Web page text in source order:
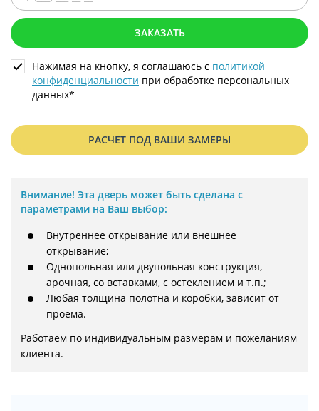
ЗАКАЗАТЬ
Нажимая на кнопку, я соглашаюсь с политикой
конфиденциальности при обработке персональных
данных*
РАСЧЕТ ПОД ВАШИ ЗАМЕРЫ
Внимание! Эта дверь может быть сделана с
параметрами на Ваш выбор:
Внутреннее открывание или внешнее
открывание;
Однопольная или двупольная конструкция,
арочная, со вставками, с остеклением и т.п.;
Любая толщина полотна и коробки, зависит от
проема.
Работаем по индивидуальным размерам и пожеланиям
клиента.